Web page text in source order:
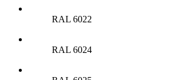
RAL 6022
RAL 6024